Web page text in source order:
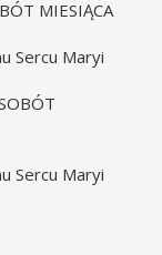
MIESIĄCA
Sercu Maryi
Sercu Maryi